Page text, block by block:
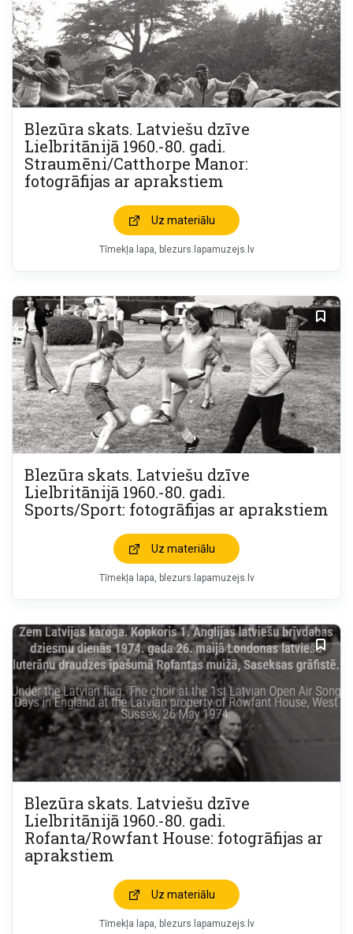
Blezūra skats. Latviešu dzīve
Lielbritānijā 1960.-80. gadi.
Straumēni/Catthorpe Manor:
fotogrāfijas ar aprakstiem
Uz materiālu
Tīmekļa lapa blezurs.lapamuzejs.lv
Blezūra skats. Latviešu dzīve
Lielbritānijā 1960.-80. gadi.
Sports/Sport: fotogrāfijas ar aprakstiem
Uz materiālu
Tīmekļa lapa blezurs.lapamuzejs.lv
Blezūra skats. Latviešu dzīve
Lielbritānijā 1960.-80. gadi.
Rofanta/Rowfant House: fotogrāfijas ar
aprakstiem
Uz materiālu
Tīmekļa lapa blezurs.lapamuzejs.lv